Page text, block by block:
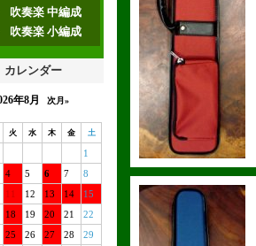
吹奏楽 中編成
吹奏楽 小編成
カレンダー
年8月 次月»
火 水 木 金 土
1
4 5 6 7
8
11 12 13 14
15
18 19 20 21
22
25 26 27 28
29